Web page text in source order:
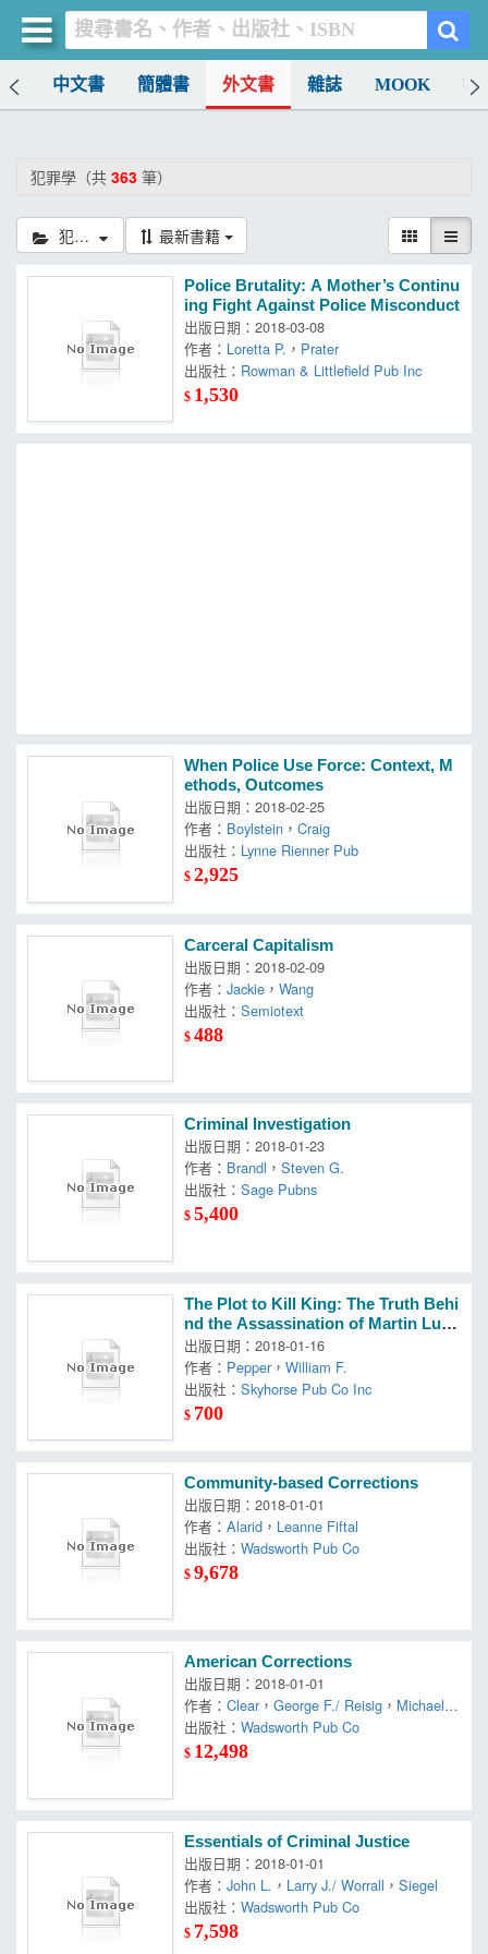
中文書 簡體書 外文書 雜誌 MOOK 找
犯罪學（共 363 筆）
犯罪學 最新書籍
Police Brutality: A Mother’s Continu
ing Fight Against Police Misconduct
出版日期：2018-03-08
作者： Loretta P. ， Prater
出版社： Rowman & Littlefield Pub Inc
$ 1,530
When Police Use Force: Context, M
ethods, Outcomes
出版日期：2018-02-25
作者： Boylstein ，Craig
出版社： Lynne Rienner Pub
$2,925
Carceral Capitalism
出版日期：2018-02-09
作者：Jackie ，Wang
出版社：Semiotext
$488
Criminal Investigation
出版日期：2018-01-23
作者： Brandl ，Steven G.
出版社：Sage Pubns
$5,400
The Plot to Kill King: The Truth Behi
nd the Assassination of Martin Luth
er King Jr.
出版日期：2018-01-16
作者： Pepper ，William F.
出版社：Skyhorse Pub Co Inc
$ 700
Community-based Corrections
出版日期：2018-01-01
作者：Alarid ， Leanne Fiftal
出版社：Wadsworth Pub Co
$9,678
American Corrections
出版日期：2018-01-01
作者：Clear ，George F./ Reisig ， Michael
D.，Todd R./ Cole
出版社：Wadsworth Pub Co
$ 12,498
Essentials of Criminal Justice
出版日期：2018-01-01
作者：John L. ， Larry J./ Worrall ，Siegel
出版社：Wadsworth Pub Co
$ 7,598
買書網
書店暢銷榜
簡體書
外文書